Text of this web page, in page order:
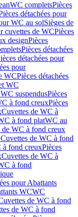
WC completsPièces
détachées pour
WC au solSièges de
cuvettes de WCPièces
designPièces
Pièces détachées
détachées pour
pour
WCPièces détachées
WC
WC suspendusPièces
à fond creuxPièces
Cuvettes de WC à
à fond platWC au
de WC à fond creux
de WC à fond
à fond creuxPièces
Cuvettes de WC à
à fond
pour Abattants
WCWC
de WC à fond
de WC à fond